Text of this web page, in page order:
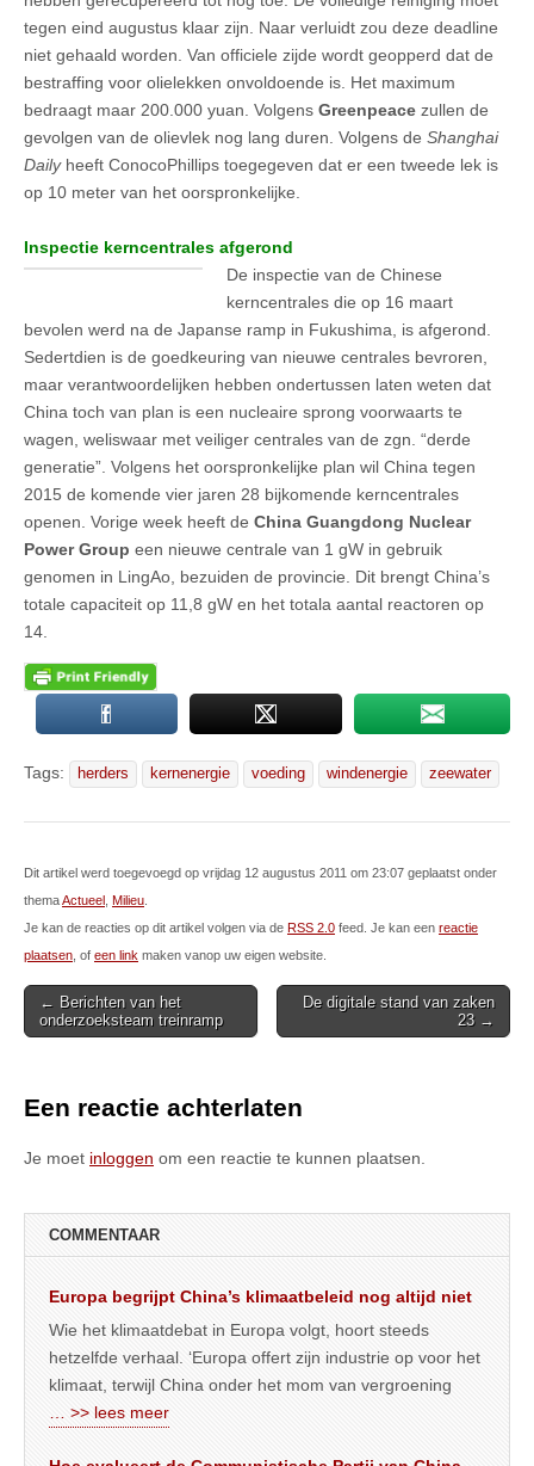
tegen eind augustus klaar zijn. Naar verluidt zou deze deadline
niet gehaald worden. Van officiele zijde wordt geopperd dat de
bestraffing voor olielekken onvoldoende is. Het maximum
bedraagt maar 200.000 yuan. Volgens Greenpeace zullen de
gevolgen van de olievlek nog lang duren. Volgens de Shanghai
Dailyheeft ConocoPhillips toegegeven dat er een tweede lek is
op 10 meter van het oorspronkelijke.
Inspectie kerncentrales afgerond
De inspectie van de Chinese
kerncentrales die op 16 maart
bevolen werd na de Japanse ramp in Fukushima, is afgerond.
Sedertdien is de goedkeuring van nieuwe centrales bevroren,
maar verantwoordelijken hebben ondertussen laten weten dat
China toch van plan is een nucleaire sprong voorwaarts te
wagen, weliswaar met veiliger centrales van de zgn. “derde
generatie”. Volgens het oorspronkelijke plan wil China tegen
2015 de komende vier jaren 28 bijkomende kerncentrales
openen. Vorige week heeft de China Guangdong Nuclear
Power Group een nieuwe centrale van 1 gW in gebruik
genomen in LingAo, bezuiden de provincie. Dit brengt China’s
totale capaciteit op 11,8 gW en het totala aantal reactoren op
14.
Tags: herders kernenergie voeding windenergie zeewater
Dit artikel werd toegevoegd op vrijdag 12 augustus 2011 om 23:07 geplaatst onder
themaActueel Milieu
Je kan de reacties op dit artikel volgen via de RSS 2.0 feed. Je kan een reactie
plaatsen , of een link maken vanop uw eigen website.
Post
navigation
← Berichten van het
onderzoeksteam treinramp
De digitale stand van zaken
23 →
Een reactie achterlaten
Je moet inloggen om een reactie te kunnen plaatsen.
COMMENTAAR
Europa begrijpt China’s klimaatbeleid nog altijd niet
Wie het klimaatdebat in Europa volgt, hoort steeds
hetzelfde verhaal. ‘Europa offert zijn industrie op voor het
klimaat, terwijl China onder het mom van vergroening
… >> lees meer